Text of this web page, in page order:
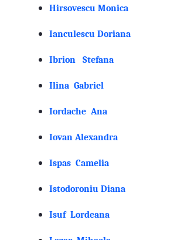
Hirsovescu Monica
Ianculescu Doriana
Ibrion Stefana
Ilina Gabriel
Iordache Ana
Iovan Alexandra
Ispas Camelia
Istodoroniu Diana
Isuf Lordeana